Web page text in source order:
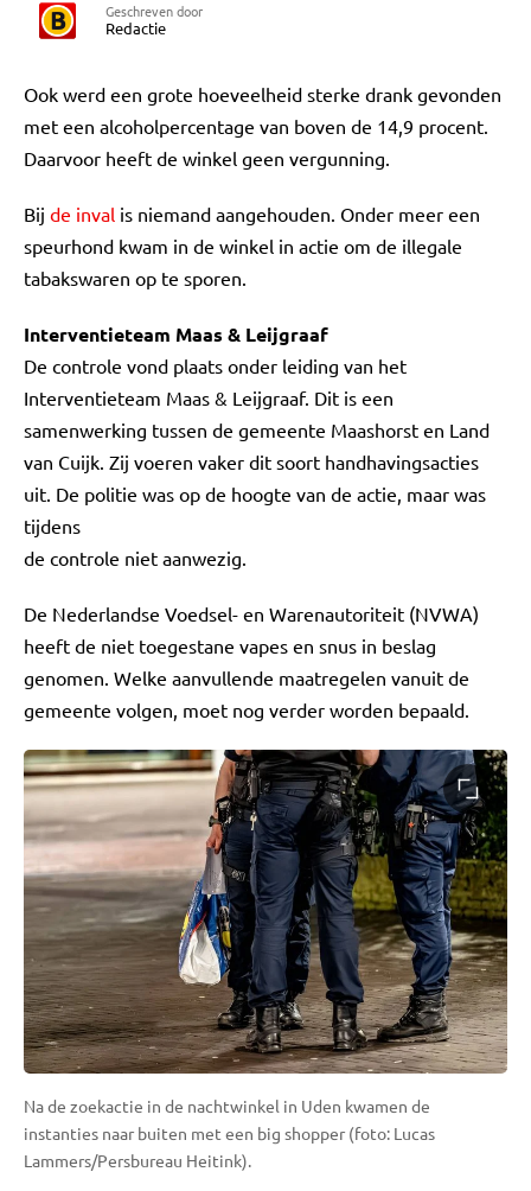
Geschreven door
Redactie
Ook werd een grote hoeveelheid sterke drank gevonden
met een alcoholpercentage van boven de 14,9 procent.
Daarvoor heeft de winkel geen vergunning.
Bij de inval is niemand aangehouden. Onder meer een
speurhond kwam in de winkel in actie om de illegale
tabakswaren op te sporen.
Interventieteam Maas & Leijgraaf
De controle vond plaats onder leiding van het
Interventieteam Maas & Leijgraaf. Dit is een
samenwerking tussen de gemeente Maashorst en Land
van Cuijk. Zij voeren vaker dit soort handhavingsacties
uit. De politie was op de hoogte van de actie, maar was
tijdens
de controle niet aanwezig.
De Nederlandse Voedsel- en Warenautoriteit (NVWA)
heeft de niet toegestane vapes en snus in beslag
genomen. Welke aanvullende maatregelen vanuit de
gemeente volgen, moet nog verder worden bepaald.
Na de zoekactie in de nachtwinkel in Uden kwamen de
instanties naar buiten met een big shopper (foto: Lucas
Lammers/Persbureau Heitink).